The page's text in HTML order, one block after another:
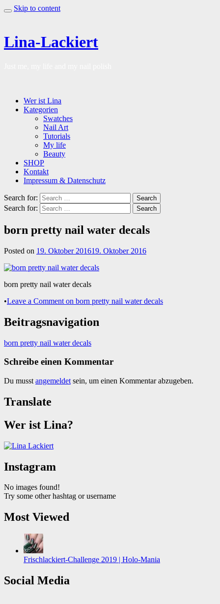
Skip to content
Lina-Lackiert
Wer ist Lina
Kategorien
Swatches
Nail Art
Tutorials
My life
Beauty
SHOP
Kontakt
Impressum & Datenschutz
Search for: Search
Search for: Search
born pretty nail water decals
Posted on 19. Oktober 201619. Oktober 2016
born pretty nail water decals
•Leave a Comment on born pretty nail water decals
Beitragsnavigation
born pretty nail water decals
Schreibe einen Kommentar
Du musst angemeldet sein, um einen Kommentar abzugeben.
Translate
Wer ist Lina?
Instagram
No images found!
Try some other hashtag or username
Most Viewed
Frischlackiert-Challenge 2019 | Holo-Mania
Social Media